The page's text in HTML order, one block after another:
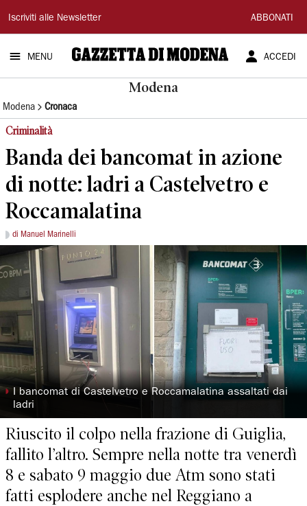
Gazzetta
di
Modena
Iscriviti alle Newsletter ABBONATI
MENU ACCEDI
Modena
Modena Cronaca
Criminalità
Banda dei bancomat in azione
di notte: ladri a Castelvetro e
Roccamalatina
di Manuel Marinelli
◗ I bancomat di Castelvetro e Roccamalatina assaltati dai
ladri
Riuscito il colpo nella frazione di Guiglia,
fallito l’altro. Sempre nella notte tra venerdì
8 e sabato 9 maggio due Atm sono stati
fatti esplodere anche nel Reggiano a